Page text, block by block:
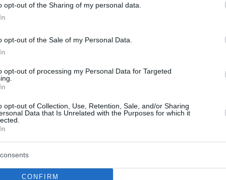
opt-out of the Sharing of my personal data.
opt-out of the Sale of my Personal Data.
opt-out of processing my Personal Data for Targeted
opt-out of Collection, Use, Retention, Sale, and/or Sharing
Data that Is Unrelated with the Purposes for which it
CONFIRM
πολεμούν με τους Ταλιμπάν - Την Τρίτη το βράδυ, οι
να επιτεθούν στην Παντζσίρ και είχαν
και τραυματίες